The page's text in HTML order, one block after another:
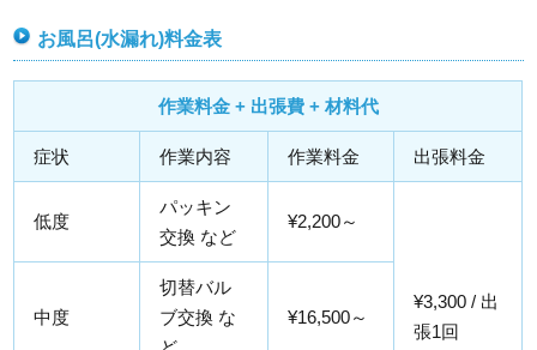
お風呂(水漏れ)料金表
作業料金 + 出張費 + 材料代
症状 作業内容 作業料金 出張料金
低度
パッキン
交換 など
¥2,200～
¥3,300 / 出
張1回
中度
切替バル
ブ交換 な
¥16,500～